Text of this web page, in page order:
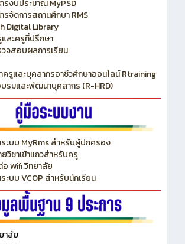
านการจัดการเรียนการสอนออนไลน์
รงบประมาณ MyPSD
จัดการสถานศึกษา RMS
Digital Library
ละครูที่ปรึกษา
จสอบผลการเรียน
รูและบุคลากรอาชีวศึกษาออนไลน์ Rtraining
รมและพัฒนาบุคลากร (R-HRD)
ระบบ MyRms สำหรับผู้ปกครอง
วิชาเข้าแถวสำหรับครู
Wifi วิทยาลัย
ะบบ VCOP สำหรับนักเรียน